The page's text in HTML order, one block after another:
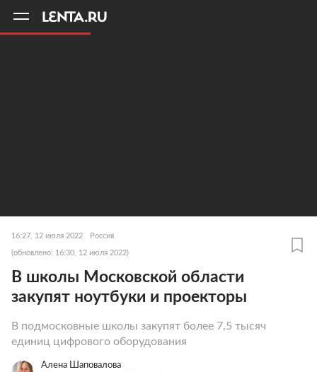
16:27, 12 июля 2022 Россия
(обновлено: 16:30, 12 июля 2022)
В школы Московской области
закупят ноутбуки и проекторы
В подмосковные школы закупят более 7,5 тысяч
единиц цифрового оборудования
Алена Шаповалова